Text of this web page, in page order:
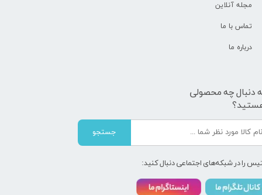
مجله آنلاین
تماس با ما
درباره ما
دنبال چه محصولی
جستجو
را در شبکه‌های اجتماعی دنبال کنید: